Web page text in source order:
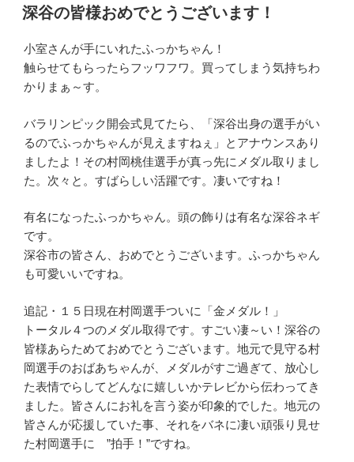
稿
日:
深谷の皆様おめでとうございます！
小室さんが手にいれたふっかちゃん！
触らせてもらったらフッワフワ。買ってしまう気持ちわ
かりまぁ～す。
バラリンピック開会式見てたら、「深谷出身の選手がい
るのでふっかちゃんが見えますねぇ」とアナウンスあり
ましたよ！その村岡桃佳選手が真っ先にメダル取りまし
た。次々と。すばらしい活躍です。凄いですね！
有名になったふっかちゃん。頭の飾りは有名な深谷ネギ
です。
深谷市の皆さん、おめでとうございます。ふっかちゃん
も可愛いいですね。
追記・１５日現在村岡選手ついに「金メダル！」
トータル４つのメダル取得です。すごい凄～い！深谷の
皆様あらためておめでとうございます。地元で見守る村
岡選手のおばあちゃんが、メダルがすご過ぎて、放心し
た表情でらしてどんなに嬉しいかテレビから伝わってき
ました。皆さんにお礼を言う姿が印象的でした。地元の
皆さんが応援していた事、それをバネに凄い頑張り見せ
た村岡選手に ”拍手！”ですね。